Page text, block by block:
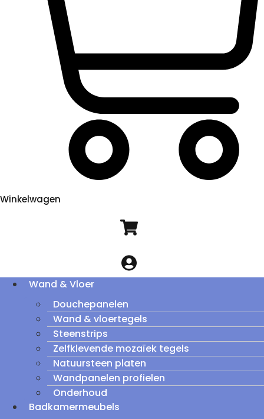
Winkelwagen
Wand & Vloer
Douchepanelen
Wand & vloertegels
Steenstrips
Zelfklevende mozaïek tegels
Natuursteen platen
Wandpanelen profielen
Onderhoud
Badkamermeubels